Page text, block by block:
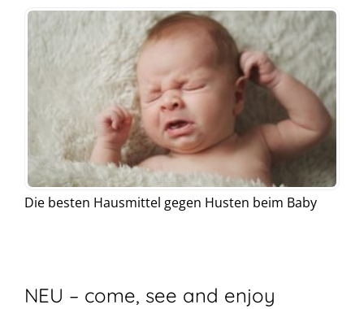
Die besten Hausmittel gegen Husten beim Baby
NEU – come, see and enjoy